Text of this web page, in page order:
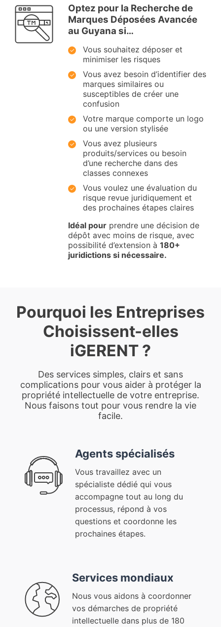
Optez pour la Recherche de
Marques Déposées Avancée
au Guyana si…
Vous souhaitez déposer et
minimiser les risques
Vous avez besoin d’identifier des
marques similaires ou
susceptibles de créer une
confusion
Votre marque comporte un logo
ou une version stylisée
Vous avez plusieurs
produits/services ou besoin
d’une recherche dans des
classes connexes
Vous voulez une évaluation du
risque revue juridiquement et
des prochaines étapes claires
Idéal pour prendre une décision de
dépôt avec moins de risque, avec
possibilité d’extension à 180+
juridictions si nécessaire.
Pourquoi les Entreprises
Choisissent-elles
iGERENT ?
Des services simples, clairs et sans
complications pour vous aider à protéger la
propriété intellectuelle de votre entreprise.
Nous faisons tout pour vous rendre la vie
facile.
Agents spécialisés
Vous travaillez avec un
spécialiste dédié qui vous
accompagne tout au long du
processus, répond à vos
questions et coordonne les
prochaines étapes.
Services mondiaux
Nous vous aidons à coordonner
vos démarches de propriété
intellectuelle dans plus de 180